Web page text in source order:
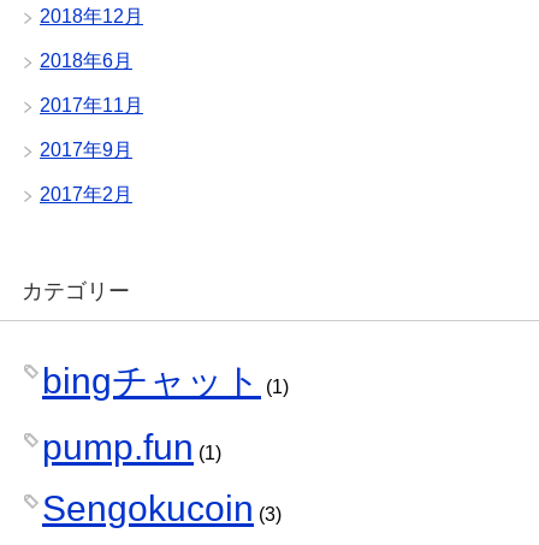
2018年12月
2018年6月
2017年11月
2017年9月
2017年2月
カテゴリー
bingチャット (1)
pump.fun (1)
Sengokucoin (3)